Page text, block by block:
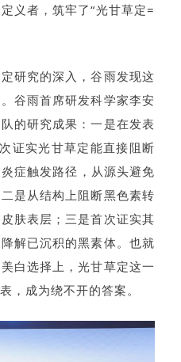
义者，筑牢了“光甘草定=
研究的深入，谷雨发现这
谷雨首席研发科学家李安
的研究成果：一是在发表
证实光甘草定能直接阻断
症触发路径，从源头避免
是从结构上阻断黑色素转
肤表层；三是首次证实其
解已沉积的黑素体。也就
白选择上，光甘草定这一
，成为绕不开的答案。